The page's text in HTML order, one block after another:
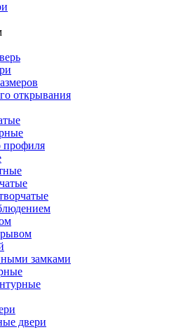
открывания
профиля
замками
двери